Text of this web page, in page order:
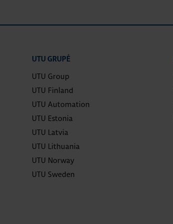
UTU GRUPĖ
UTU Group
UTU Finland
UTU Automation
UTU Estonia
UTU Latvia
UTU Lithuania
UTU Norway
UTU Sweden